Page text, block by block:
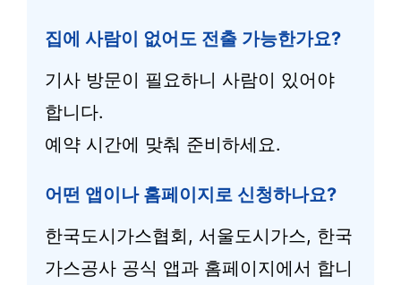
집에 사람이 없어도 전출 가능한가요?
기사 방문이 필요하니 사람이 있어야
합니다.
예약 시간에 맞춰 준비하세요.
어떤 앱이나 홈페이지로 신청하나요?
한국도시가스협회, 서울도시가스, 한국
가스공사 공식 앱과 홈페이지에서 합니